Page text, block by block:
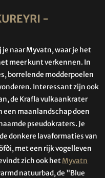
-
je naar Myvatn, waar je het
meer kunt verkennen. In
borrelende modderpoelen
Interessant zijn ook
de Krafla vulkaankrater
een maanlandschap doen
pseudokraters. Je
donkere lavaformaties van
met een rijk vogelleven
zich ook hetMyvatn
natuurbad, de "Blue